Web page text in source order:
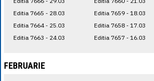
Editia 7665 - 28.03
Editia 7664 - 25.03
Editia 7663 - 24.03
Editia 7659 - 18.03
Editia 7658 - 17.03
Editia 7657 - 16.03
FEBRUARIE